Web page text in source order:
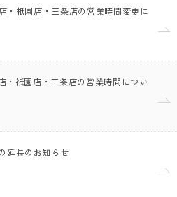
祇園店・三条店の営業時間変更に
祇園店・三条店の営業時間につい
延長のお知らせ